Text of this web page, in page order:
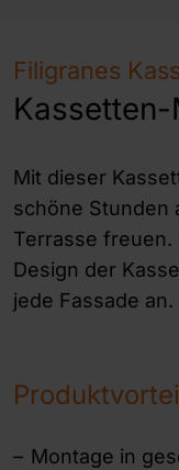
Filigranes
Mit dieser
schöne Stunden
Terrasse freuen.
Design der
jede Fassade an.
Montage in